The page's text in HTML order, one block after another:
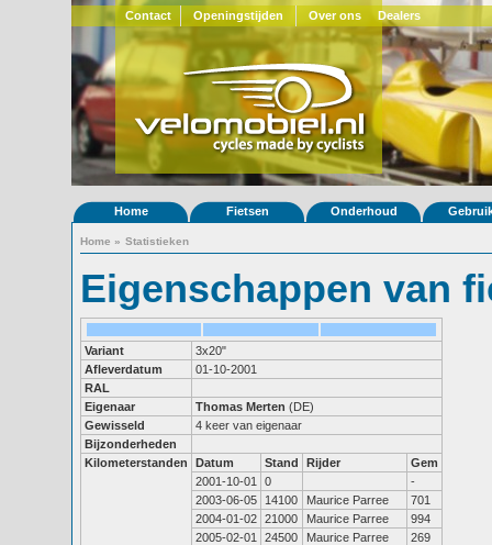
Contact Openingstijden Over ons Dealers
Home Fietsen Onderhoud
Home » Statistieken
Eigenschappen van
Variant
3x20"
Afleverdatum
01-10-2001
RAL
Eigenaar
Thomas Merten (DE)
Gewisseld
4 keer van eigenaar
Bijzonderheden
Kilometerstanden
Datum Stand Rijder
Gem
2001-10-01
0
-
2003-06-05
14100 Maurice Parree
701
2004-01-02 21000 Maurice Parree
994
2005-02-01
24500 Maurice Parree
269